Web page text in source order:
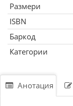
Размери
ISBN
Баркод
Категории
Анотация